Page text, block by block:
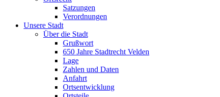
Satzungen
Verordnungen
Unsere Stadt
Über die Stadt
Grußwort
650 Jahre Stadtrecht Velden
Lage
Zahlen und Daten
Anfahrt
Ortsentwicklung